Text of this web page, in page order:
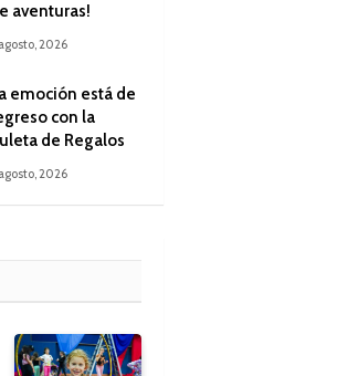
aventuras!
2026
emoción está de
con la
de Regalos
2026